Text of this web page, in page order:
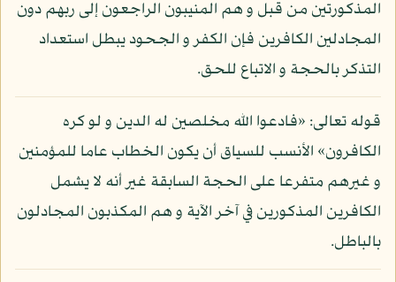
المذكورتين من قبل و هم المنيبون الراجعون إلى ربهم دون
المجادلين الكافرين فإن الكفر و الجحود يبطل استعداد
التذكر بالحجة و الاتباع للحق.
قوله تعالى: «فادعوا الله مخلصين له الدين و لو كره
الكافرون» الأنسب للسياق أن يكون الخطاب عاما للمؤمنين
و غيرهم متفرعا على الحجة السابقة غير أنه لا يشمل
الكافرين المذكورين في آخر الآية و هم المكذبون المجادلون
بالباطل.